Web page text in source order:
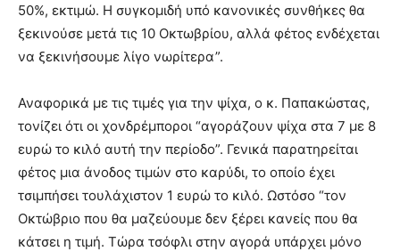
50%, εκτιμώ. Η συγκομιδή υπό κανονικές συνθήκες θα
ξεκινούσε μετά τις 10 Οκτωβρίου, αλλά φέτος ενδέχεται
να ξεκινήσουμε λίγο νωρίτερα”.
Αναφορικά με τις τιμές για την ψίχα, ο κ. Παπακώστας,
τονίζει ότι οι χονδρέμποροι “αγοράζουν ψίχα στα 7 με 8
ευρώ το κιλό αυτή την περίοδο”. Γενικά παρατηρείται
φέτος μια άνοδος τιμών στο καρύδι, το οποίο έχει
τσιμπήσει τουλάχιστον 1 ευρώ το κιλό. Ωστόσο “τον
Οκτώβριο που θα μαζεύουμε δεν ξέρει κανείς που θα
κάτσει η τιμή. Τώρα τσόφλι στην αγορά υπάρχει μόνο